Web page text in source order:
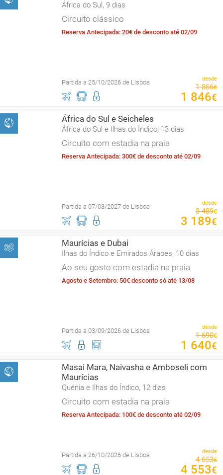
África do Sul, 9 dias
Circuito clássico
Reserva Antecipada: 20€ de desconto até 02/09
Partida a 25/10/2026 de Lisboa desde
1 866€
1 846€
África do Sul e Seicheles
África do Sul e Ilhas do Índico, 13 dias
Circuito com estadia na praia
Reserva Antecipada: 300€ de desconto até 02/09
Partida a 07/03/2027 de Lisboa desde
3 489€
3 189€
Maurícias e Dubai
Ilhas do Índico e Emirados Árabes, 10 dias
Ao seu gosto com estadia na praia
Agosto e Setembro: 50€ desconto só até 13/08
Partida a 03/09/2026 de Lisboa desde
1 690€
1 640€
Masai Mara, Naivasha e Amboseli com
Maurícias
Quénia e Ilhas do Índico, 12 dias
Circuito com estadia na praia
Reserva Antecipada: 100€ de desconto até 02/09
Partida a 26/10/2026 de Lisboa desde
4 653€
4 553€